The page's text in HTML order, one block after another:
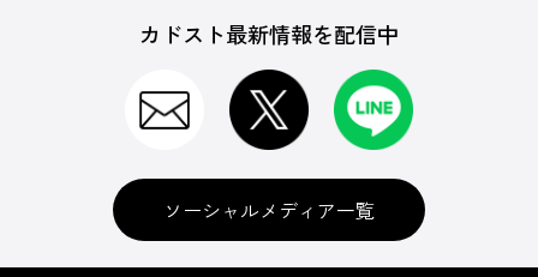
カドスト最新情報を配信中
ソーシャルメディア一覧